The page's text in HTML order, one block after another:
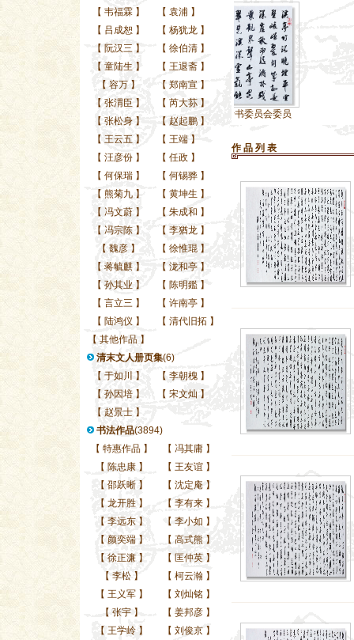
【 韦福霖 】 【 袁浦 】
【 吕成恕 】 【 杨犹龙 】
【 阮汉三 】 【 徐伯清 】
【 童陆生 】 【 王退斋 】
【 容万 】 【 郑南宣 】
【 张渭臣 】 【 芮大荪 】
【 张松身 】 【 赵起鹏 】
【 王云五 】 【 王端 】
【 汪彦份 】 【 任政 】
【 何保瑞 】 【 何锡骅 】
【 熊菊九 】 【 黄坤生 】
【 冯文蔚 】 【 朱成和 】
【 冯宗陈 】 【 李猶龙 】
【 魏彦 】 【 徐惟琨 】
【 蒋毓麒 】 【 泷和亭 】
【 孙其业 】 【 陈明鑑 】
【 言立三 】 【 许南亭 】
【 陆鸿仪 】 【 清代旧拓 】
【 其他作品 】
清末文人册页集(6)
【 于如川 】 【 李朝槐 】
【 孙因培 】 【 宋文灿 】
【 赵景士 】
书法作品(3894)
【 特惠作品】 【 冯其庸 】
【 陈忠康】 【 王友谊 】
【 邵跃晰】 【 沈定庵 】
【 龙开胜】 【 李有来 】
【 李远东】 【 李小如 】
【 颜奕端】 【 高式熊 】
【 徐正濂】 【 匡仲英 】
【 李松】 【 柯云瀚 】
【 王义军】 【 刘灿铭 】
【 张宇】 【 姜邦彦 】
【 王学岭】 【 刘俊京 】
河南省行书委员会委员
作 品 列 表